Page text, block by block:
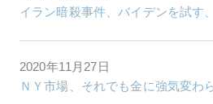
イラン暗殺事件、バイデンを試す
2020年11月27日
ＮＹ市場、それでも金に強気変わ